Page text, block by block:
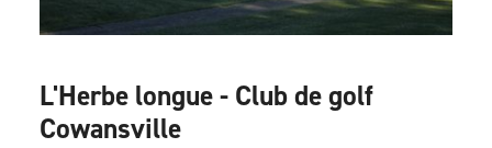
L'Herbe longue - Club de golf
Cowansville